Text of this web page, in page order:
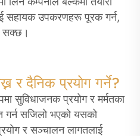
सहायक उपकरणहरू पूरक गर्न,
सक्छ।
र दैनिक प्रयोग गर्ने?
सुविधाजनक प्रयोग र मर्मतका
गर्न सजिलो भएको यसको
र सञ्चालन लागतलाई